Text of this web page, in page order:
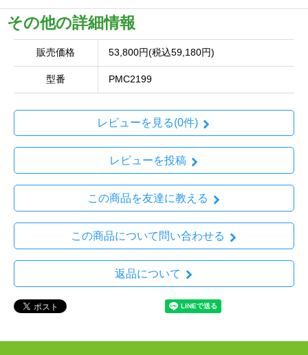
その他の詳細情報
販売価格 53,800円(税込59,180円)
型番 PMC2199
レビューを見る(0件)
レビューを投稿
この商品を友達に教える
この商品について問い合わせる
返品について